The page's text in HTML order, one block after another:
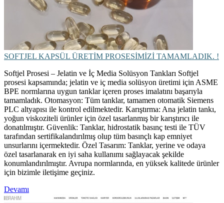
SOFTJEL KAPSÜL ÜRETİM PROSESİMİZİ TAMAMLADIK. !
Softjel Prosesi – Jelatin ve İç Media Solüsyon Tankları Softjel
prosesi kapsamında; jelatin ve iç media solüsyon üretimi için ASME
BPE normlarına uygun tanklar içeren proses imalatını başarıyla
tamamladık. Otomasyon: Tüm tanklar, tamamen otomatik Siemens
PLC altyapısı ile kontrol edilmektedir. Karıştırma: Ana jelatin tankı,
yoğun viskoziteli ürünler için özel tasarlanmış bir karıştırıcı ile
donatılmıştır. Güvenlik: Tanklar, hidrostatik basınç testi ile TÜV
tarafından sertifikalandırılmış olup tüm basınçlı kap emniyet
unsurlarını içermektedir. Özel Tasarım: Tanklar, yerine ve odaya
özel tasarlanarak en iyi saha kullanımı sağlayacak şekilde
konumlandırılmıştır. Avrupa normlarında, en yüksek kalitede ürünler
için bizimle iletişime geçiniz.
Devamı